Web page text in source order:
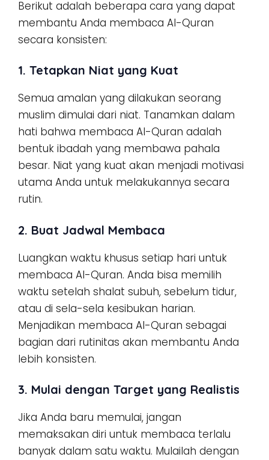
Berikut adalah beberapa cara yang dapat
membantu Anda membaca Al-Quran
secara konsisten:
1. Tetapkan Niat yang Kuat
Semua amalan yang dilakukan seorang
muslim dimulai dari niat. Tanamkan dalam
hati bahwa membaca Al-Quran adalah
bentuk ibadah yang membawa pahala
besar. Niat yang kuat akan menjadi motivasi
utama Anda untuk melakukannya secara
rutin.
2. Buat Jadwal Membaca
Luangkan waktu khusus setiap hari untuk
membaca Al-Quran. Anda bisa memilih
waktu setelah shalat subuh, sebelum tidur,
atau di sela-sela kesibukan harian.
Menjadikan membaca Al-Quran sebagai
bagian dari rutinitas akan membantu Anda
lebih konsisten.
3. Mulai dengan Target yang Realistis
Jika Anda baru memulai, jangan
memaksakan diri untuk membaca terlalu
banyak dalam satu waktu. Mulailah dengan